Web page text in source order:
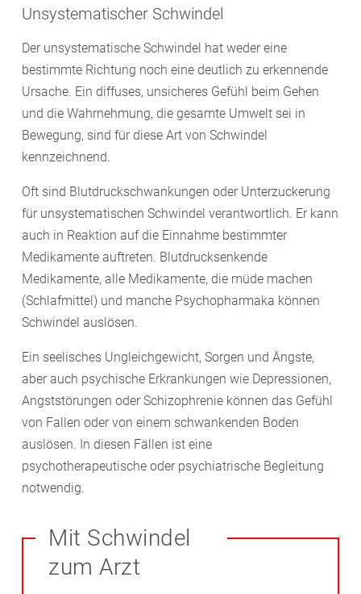
Unsystematischer Schwindel
Der unsystematische Schwindel hat weder eine
bestimmte Richtung noch eine deutlich zu erkennende
Ursache. Ein diffuses, unsicheres Gefühl beim Gehen
und die Wahrnehmung, die gesamte Umwelt sei in
Bewegung, sind für diese Art von Schwindel
kennzeichnend.
Oft sind Blutdruckschwankungen oder Unterzuckerung
für unsystematischen Schwindel verantwortlich. Er kann
auch in Reaktion auf die Einnahme bestimmter
Medikamente auftreten. Blutdrucksenkende
Medikamente, alle Medikamente, die müde machen
(Schlafmittel) und manche Psychopharmaka können
Schwindel auslösen.
Ein seelisches Ungleichgewicht, Sorgen und Ängste,
aber auch psychische Erkrankungen wie Depressionen,
Angststörungen oder Schizophrenie können das Gefühl
von Fallen oder von einem schwankenden Boden
auslösen. In diesen Fällen ist eine
psychotherapeutische oder psychiatrische Begleitung
notwendig.
Mit Schwindel
zum Arzt